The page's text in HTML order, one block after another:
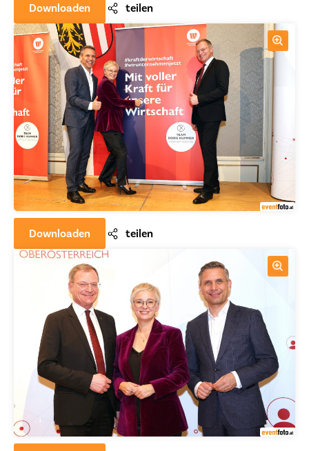
Downloaden teilen
Downloaden teilen